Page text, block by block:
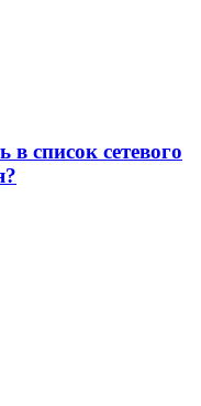
список сетевого